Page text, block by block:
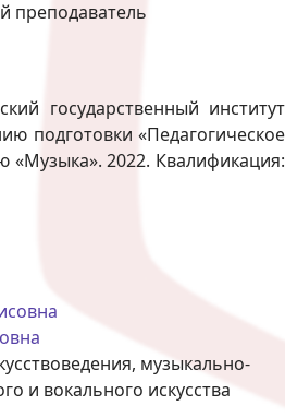
преподаватель
государственный институт
подготовки «Педагогическое
«Музыка». 2022. Квалификация:
музыкально-
и вокального искусства